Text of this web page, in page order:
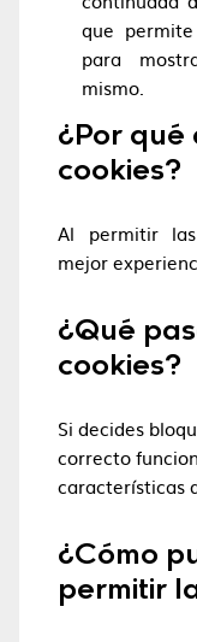
que
para
mismo.
¿Por qué
cookies?
Al permitir
mejor
¿Qué
cookies?
Si decides
correcto
características
¿Cómo
permitir